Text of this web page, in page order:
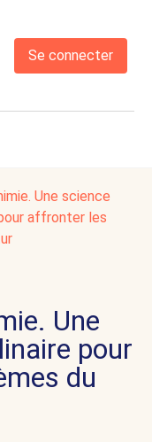
Se connecter
Une science
affronter les
Une
pour
du